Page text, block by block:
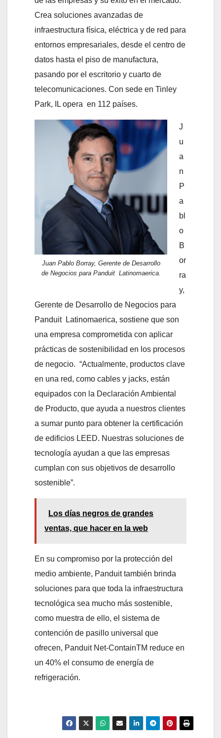
Crea soluciones avanzadas de
infraestructura física, eléctrica y de red para
entornos empresariales, desde el centro de
datos hasta el piso de manufactura,
pasando por el escritorio y cuarto de
telecomunicaciones. Con sede en Tinley
Park, IL opera en 112 países.
Juan Pablo Borray, Gerente de Desarrollo
de Negocios para Panduit Latinomaerica.
J
u
a
n
P
a
bl
o
B
or
ra
y,
Gerente de Desarrollo de Negocios para
Panduit Latinomaerica, sostiene que son
una empresa comprometida con aplicar
prácticas de sostenibilidad en los procesos
de negocio. “Actualmente, productos clave
en una red, como cables y jacks, están
equipados con la Declaración Ambiental
de Producto, que ayuda a nuestros clientes
a sumar punto para obtener la certificación
de edificios LEED. Nuestras soluciones de
tecnología ayudan a que las empresas
cumplan con sus objetivos de desarrollo
sostenible”.
Los días negros de grandes
ventas, que hacer en la web
En su compromiso por la protección del
medio ambiente, Panduit también brinda
soluciones para que toda la infraestructura
tecnológica sea mucho más sostenible,
como muestra de ello, el sistema de
contención de pasillo universal que
ofrecen, Panduit Net-ContainTM reduce en
un 40% el consumo de energía de
refrigeración.